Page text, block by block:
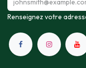
Renseignez votre